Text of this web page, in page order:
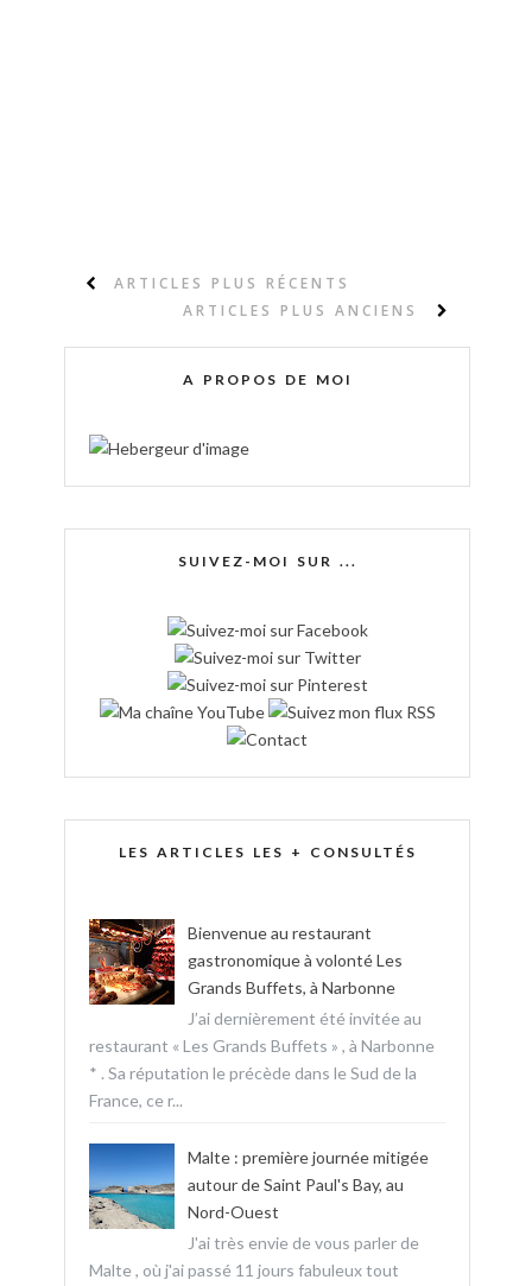
ARTICLES PLUS RÉCENTS
ARTICLES PLUS ANCIENS
A PROPOS DE MOI
SUIVEZ-MOI SUR ...
LES ARTICLES LES + CONSULTÉS
Bienvenue au restaurant
gastronomique à volonté Les
Grands Buffets, à Narbonne
J’ai dernièrement été invitée au
restaurant « Les Grands Buffets » , à Narbonne
* . Sa réputation le précède dans le Sud de la
France, ce r...
Malte : première journée mitigée
autour de Saint Paul's Bay, au
Nord-Ouest
J'ai très envie de vous parler de
Malte , où j'ai passé 11 jours fabuleux tout